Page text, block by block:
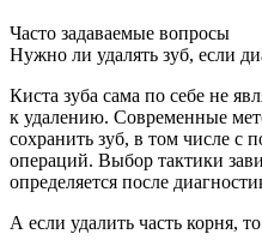
Часто задаваемые вопросы
Нужно ли удалять зуб, если
Киста зуба сама по себе не
к удалению. Современные
сохранить зуб, в том числе
операций. Выбор тактики
определяется после
А если удалить часть корня,